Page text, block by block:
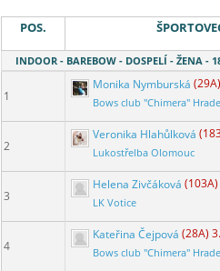
POS.
INDOOR - BAREBOW - DOSPELÍ - ŽENA -
1
Monika Nymburská
Bows club "Chimera"
2
Veronika Hlahůlková
Lukostřelba Olomouc
3
Helena Zivčáková
LK Votice
4
Kateřina Čejpová (28A)
Bows club "Chimera"